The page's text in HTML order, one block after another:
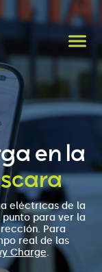
en la
eléctricas de la
para ver la
Para
real de las
Charge.